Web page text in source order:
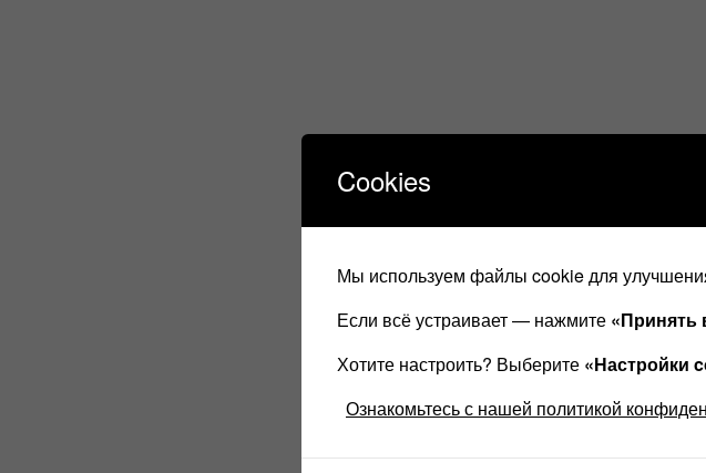
Cookies
Мы используем файлы cookie для
Если всё устраивает — нажмите «Принять
Хотите настроить? Выберите «Настройки
Ознакомьтесь с нашей политикой